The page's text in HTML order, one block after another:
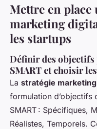
Mettre en place
marketing
les startups
Définir des objectifs
SMART et choisir
La stratégie
formulation d’objectifs
SMART : Spécifiques,
Réalistes, Temporels.